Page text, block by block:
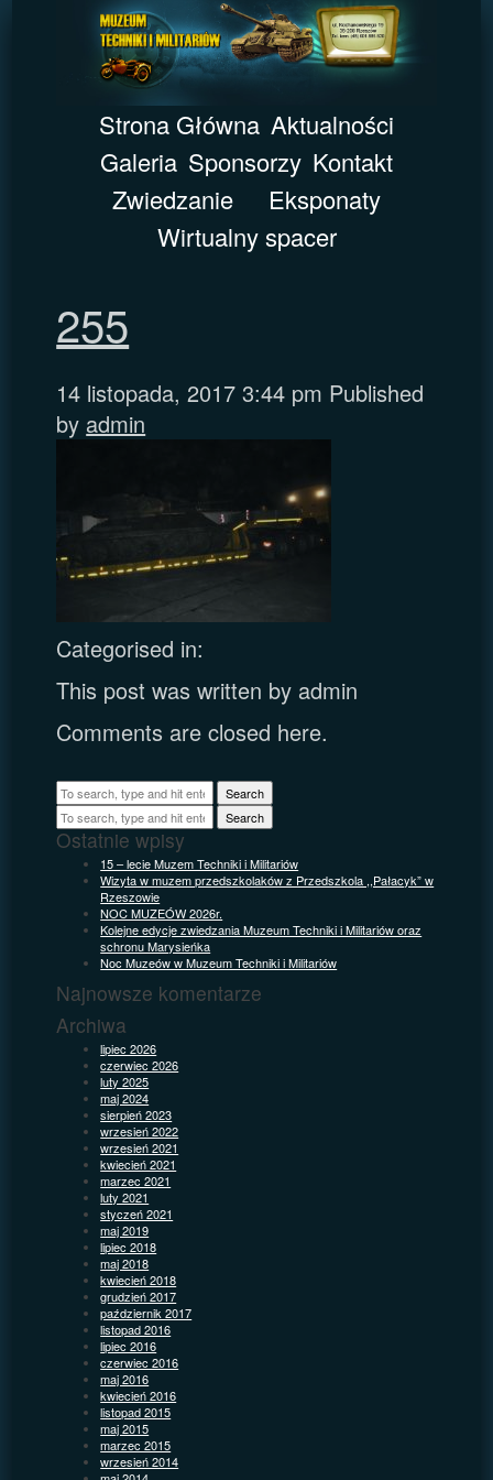
Strona Główna Aktualności
Galeria Sponsorzy Kontakt
Zwiedzanie
Eksponaty
Wirtualny spacer
255
14 listopada, 2017 3:44 pm Published
by admin
Categorised in:
This post was written by admin
Comments are closed here.
Search
Search
Ostatnie wpisy
15 – lecie Muzem Techniki i Militariów
Wizyta w muzem przedszkolaków z Przedszkola ,,Pałacyk” w
Rzeszowie
NOC MUZEÓW 2026r.
Kolejne edycje zwiedzania Muzeum Techniki i Militariów oraz
schronu Marysieńka
Noc Muzeów w Muzeum Techniki i Militariów
Najnowsze komentarze
Archiwa
lipiec 2026
czerwiec 2026
luty 2025
maj 2024
sierpień 2023
wrzesień 2022
wrzesień 2021
kwiecień 2021
marzec 2021
luty 2021
styczeń 2021
maj 2019
lipiec 2018
maj 2018
kwiecień 2018
grudzień 2017
październik 2017
listopad 2016
lipiec 2016
czerwiec 2016
maj 2016
kwiecień 2016
listopad 2015
maj 2015
marzec 2015
wrzesień 2014